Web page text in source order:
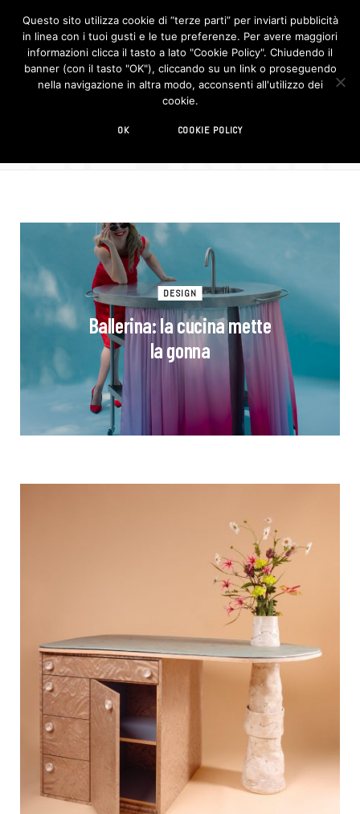
F
c
e
b
o
I
n
s
t
CUCINA
SEARCH
DESIGN
Ballerina: la cucina mette
la gonna
Questo sito utilizza cookie di “terze parti” per inviarti pubblicità
in linea con i tuoi gusti e le tue preferenze. Per avere maggiori
informazioni clicca il tasto a lato "Cookie Policy". Chiudendo il
banner (con il tasto "OK"), cliccando su un link o proseguendo
nella navigazione in altra modo, acconsenti all'utilizzo dei
cookie.
OK COOKIE POLICY